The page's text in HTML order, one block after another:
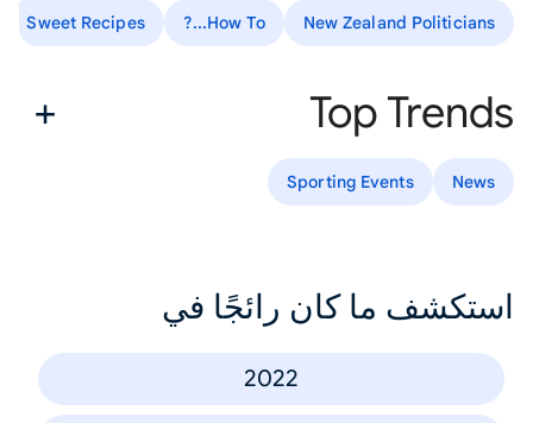
New Zealand Politicians
How To...?
Sweet Recipes
Top Trends
News
Sporting Events
استكشف ما كان رائجًا في
2022